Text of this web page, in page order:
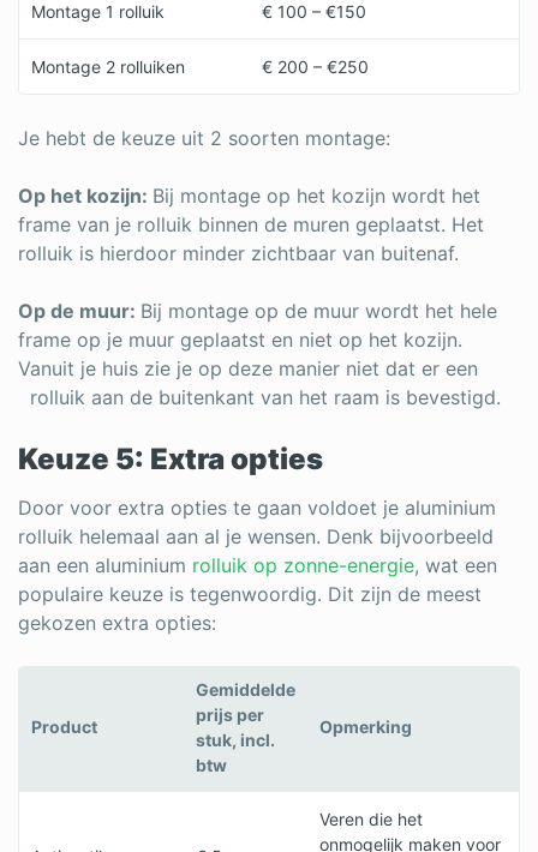
Montage 1 rolluik € 100 – €150
Montage 2 rolluiken € 200 – €250
Je hebt de keuze uit 2 soorten montage:
Op het kozijn: Bij montage op het kozijn wordt het
frame van je rolluik binnen de muren geplaatst. Het
rolluik is hierdoor minder zichtbaar van buitenaf.
Op de muur: Bij montage op de muur wordt het hele
frame op je muur geplaatst en niet op het kozijn.
Vanuit je huis zie je op deze manier niet dat er een
rolluik aan de buitenkant van het raam is bevestigd.
Keuze 5: Extra opties
Door voor extra opties te gaan voldoet je aluminium
rolluik helemaal aan al je wensen. Denk bijvoorbeeld
aan een aluminium rolluik op zonne-energie, wat een
populaire keuze is tegenwoordig. Dit zijn de meest
gekozen extra opties:
Product
Gemiddelde
prijs per
stuk, incl.
btw
Opmerking
Veren die het
onmogelijk maken voor